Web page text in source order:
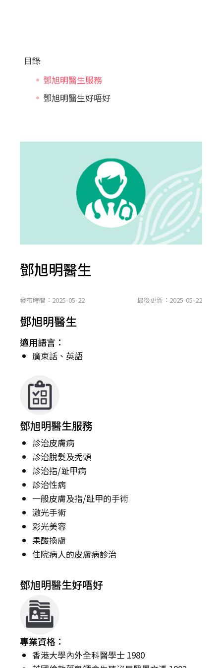
鄧旭明醫生
發布時間：2025-05-22 最後更新：2025-05-22
鄧旭明醫生
適用語言：
廣東話、英語
鄧旭明醫生服務
診治皮膚病
診治脫髮及禿頭
診治指/趾甲病
診治性病
一般皮膚及指/趾甲的手術
激光手術
彩光美容
果酸換膚
住院病人的皮膚病診治
鄧旭明醫生好唔好
專業資格：
香港大學內外全科醫學士 1980
目錄
鄧旭明醫生服務
鄧旭明醫生好唔好